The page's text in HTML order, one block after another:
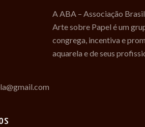
A ABA – Associação
Arte sobre Papel é um
congrega, incentiva e
aquarela e de seus